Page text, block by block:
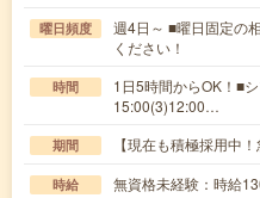
曜日頻度
週4日～ ■曜日固定の
ください！
時間
1日5時間からOK！■
15:00(3)12:00…
期間 【現在も積極採用中
時給 無資格未経験：時給